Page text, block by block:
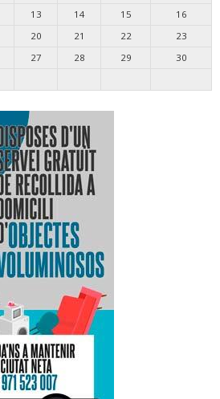
13 14 15
16
20 21 22
23
27 28 29
30